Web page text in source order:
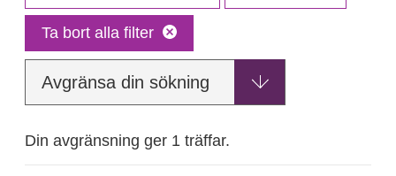
Ta bort alla filter
Avgränsa din sökning
Din avgränsning ger 1 träffar.